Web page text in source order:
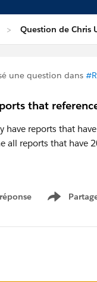
Question de Chris
une question dans
that
have reports that
all reports that have
Show